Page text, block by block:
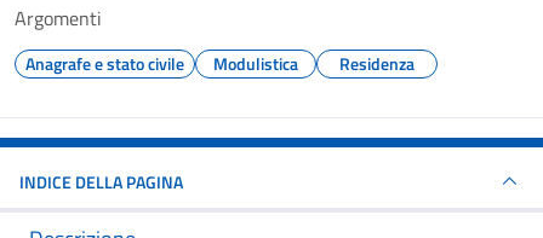
Argomenti
Anagrafe e stato civile Modulistica Residenza
INDICE DELLA PAGINA